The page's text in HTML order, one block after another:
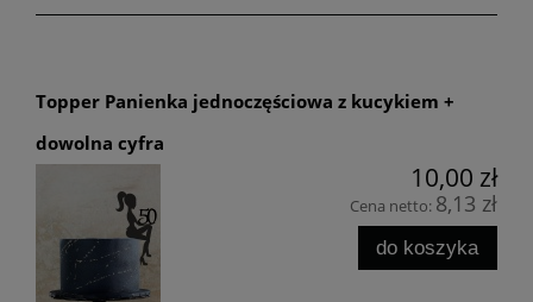
Topper Panienka jednoczęściowa z kucykiem +
dowolna cyfra
10,00 zł
Cena netto: 8,13 zł
do koszyka